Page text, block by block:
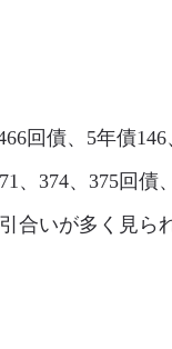
回債、5年債146
、374、375回債
合いが多く見ら